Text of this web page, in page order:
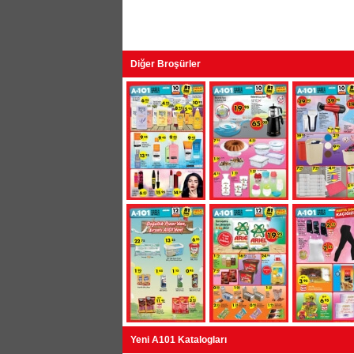
Diğer Broşürler
Yeni A101 Katalogları